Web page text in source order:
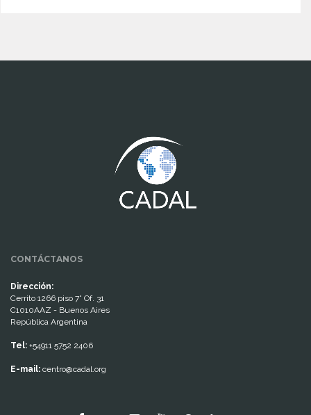
CONTÁCTANOS
Dirección:
Cerrito 1266 piso 7° Of. 31
C1010AAZ - Buenos Aires
República Argentina
Tel: +54911 5752 2406
E-mail: centro@cadal.org